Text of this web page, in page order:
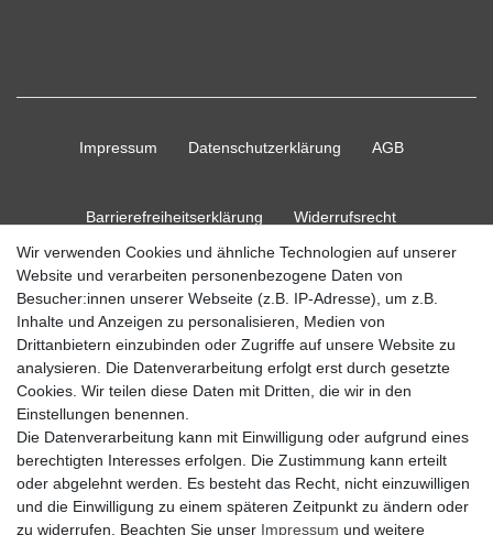
Impressum Daten­schutz­erklärung AGB
Barrierefreiheitserklärung Widerrufs­recht
Vertrag widerrufen Kontakt
© Copyright 2026 Ripos24| Alle Rechte vorbehalten.
Wir verwenden Cookies und ähnliche Technologien auf unserer
Website und verarbeiten personenbezogene Daten von
Besucher:innen unserer Webseite (z.B. IP-Adresse), um z.B.
Inhalte und Anzeigen zu personalisieren, Medien von
Drittanbietern einzubinden oder Zugriffe auf unsere Website zu
analysieren. Die Datenverarbeitung erfolgt erst durch gesetzte
Cookies. Wir teilen diese Daten mit Dritten, die wir in den
Einstellungen benennen.
Die Datenverarbeitung kann mit Einwilligung oder aufgrund eines
berechtigten Interesses erfolgen. Die Zustimmung kann erteilt
oder abgelehnt werden. Es besteht das Recht, nicht einzuwilligen
und die Einwilligung zu einem späteren Zeitpunkt zu ändern oder
zu widerrufen. Beachten Sie unser Impressum und weitere